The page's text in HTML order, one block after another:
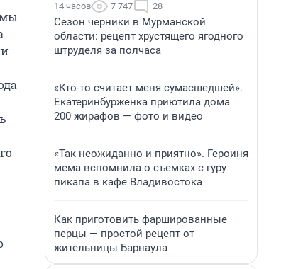
14 часов 7 747 28
Сезон черники в Мурманской
области: рецепт хрустящего ягодного
штруделя за полчаса
«Кто-то считает меня сумасшедшей».
Екатеринбурженка приютила дома
200 жирафов — фото и видео
«Так неожиданно и приятно». Героиня
мема вспомнила о съемках с гуру
пикапа в кафе Владивостока
Как приготовить фаршированные
перцы — простой рецепт от
жительницы Барнаула